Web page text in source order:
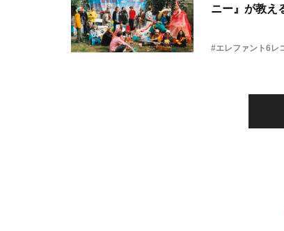
ニー』が教え
#エレファント6レ